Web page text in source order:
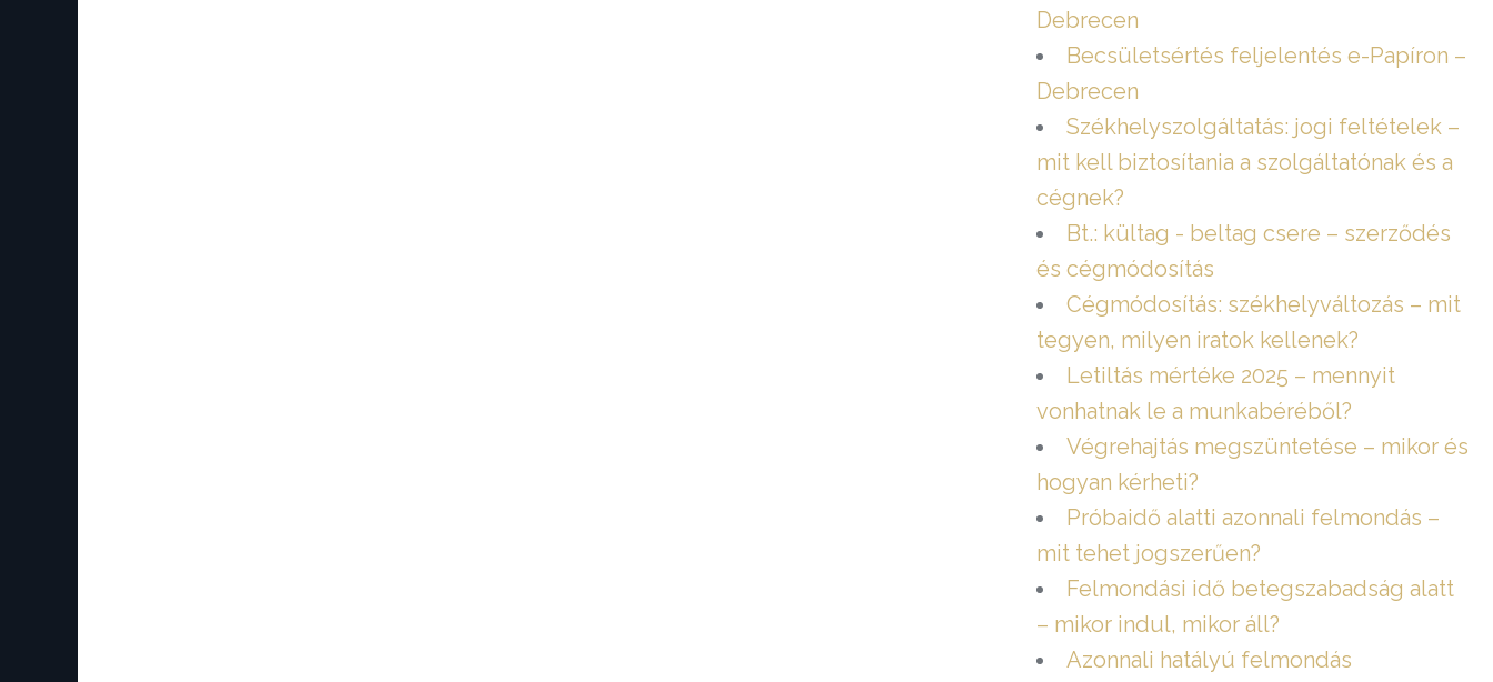
Debrecen
Becsületsértés feljelentés e-Papíron –
Debrecen
Székhelyszolgáltatás: jogi feltételek –
mit kell biztosítania a szolgáltatónak és a
cégnek?
Bt.: kültag - beltag csere – szerződés
és cégmódosítás
Cégmódosítás: székhelyváltozás – mit
tegyen, milyen iratok kellenek?
Letiltás mértéke 2025 – mennyit
vonhatnak le a munkabéréből?
Végrehajtás megszüntetése – mikor és
hogyan kérheti?
Próbaidő alatti azonnali felmondás –
mit tehet jogszerűen?
Felmondási idő betegszabadság alatt
– mikor indul, mikor áll?
Azonnali hatályú felmondás